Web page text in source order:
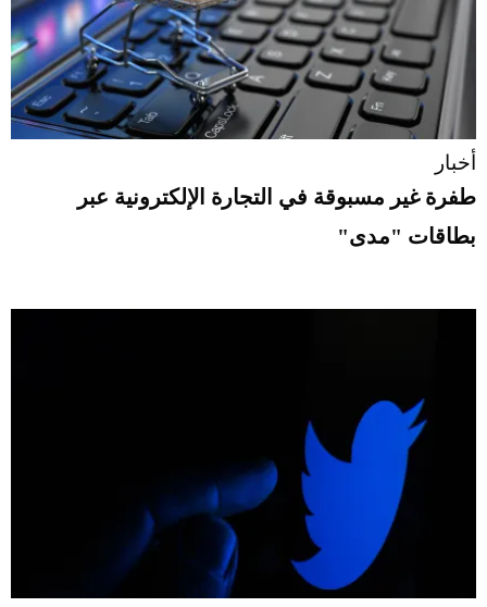
أخبار
طفرة غير مسبوقة في التجارة الإلكترونية عبر
بطاقات "مدى"